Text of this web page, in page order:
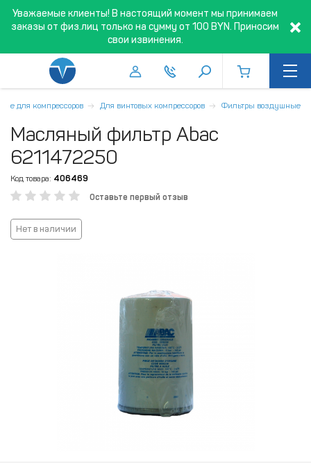
Уважаемые клиенты! В настоящий момент мы принимаем
заказы от физ.лиц только на сумму от 100 BYN. Приносим
свои извинения.
для компрессоров Для винтовых компрессоров Фильтры воздушные
Масляный фильтр Abac
6211472250
Код товара: 406469
Оставьте первый отзыв
Нет в наличии